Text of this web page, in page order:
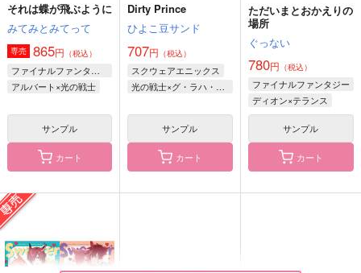
Sweeter than sweets
pentas
770円 （税込）
光の戦士×グ・ラハ・ティア
サンプル
作品詳細
機械じかけのマテリア
暗夜光路
600円 （税込）
セフィロス×クラウド
サンプル
作品詳細
薬研が隊長！～はじめ
てのおつかい～
L-wing
629円 （税込）
薬研藤四郎
サンプル
作品詳細
それは蝶が飛ぶように
みてみとみてって
専売 865円 （税込）
ファイナルファンタジー
アルバート×光の戦士
サンプル
カート
Dirty Prince
ひよこ豆サンド
707円 （税込）
スクウェアエニックス
光の戦士×グ・ラハ・ティア
サンプル
カート
ただいまとおかえりの
場所
ぐっない
780円 （税込）
ファイナルファンタジー
ディオン×テランス
サンプル
カート